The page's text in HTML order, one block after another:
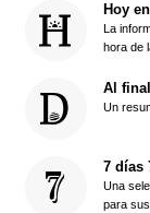
Hoy
La
hora de
Al
Un
7 días
Una
para